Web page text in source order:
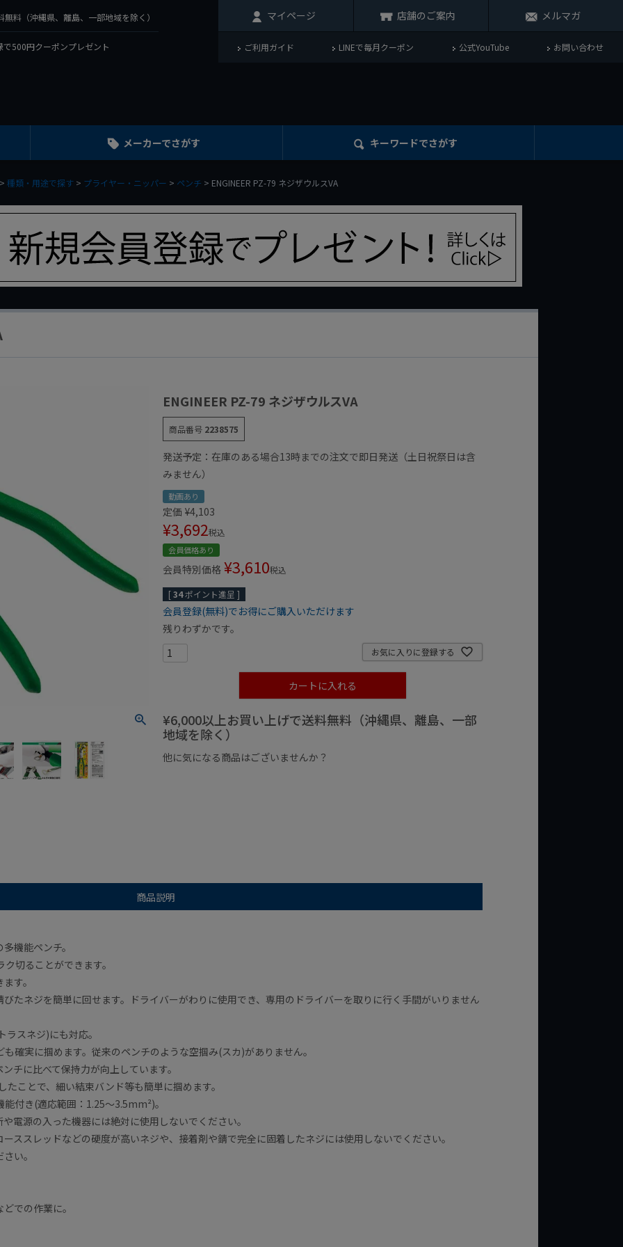
料（沖縄県、離島、一部地域を除く）
で500円クーポンプレゼント
マイページ 店舗のご案内 メルマガ
ご利用ガイド LINEで毎月クーポン 公式YouTube お問い合わせ
メーカーでさがす キーワードでさがす
種類・用途で探す プライヤー・ニッパー ペンチ ENGINEER PZ-79 ネジザウルスVA
ENGINEER PZ-79 ネジザウルスVA
商品番号 2238575
発送予定：在庫のある場合13時までの注文で即日発送（土日祝祭日は含
みません）
動画あり
定価 ¥4,103
¥3,692税込
会員価格あり
会員特別価格 ¥3,610税込
[34ポイント進呈 ]
会員登録(無料)でお得にご購入いただけます
残りわずかです。
お気に入りに登録する
カートに入れる
¥6,000以上お買い上げで送料無料（沖縄県、離島、一部
地域を除く）
他に気になる商品はございませんか？
商品説明
機能ペンチ。
切ることができます。
す。
たネジを簡単に回せます。ドライバーがわりに使用でき、専用のドライバーを取りに行く手間がいりません
スネジ)にも対応。
確実に掴めます。従来のペンチのような空掴み(スカ)がありません。
チに比べて保持力が向上しています。
ことで、細い結束バンド等も簡単に掴めます。
付き(適応範囲：1.25～3.5mm²)。
電源の入った機器には絶対に使用しないでください。
ススレッドなどの硬度が高いネジや、接着剤や錆で完全に固着したネジには使用しないでください。
い。
での作業に。